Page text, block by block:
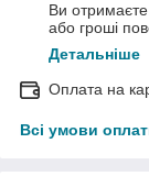
Ви
або гроші
Детальніше
Оплата на
Всі умови